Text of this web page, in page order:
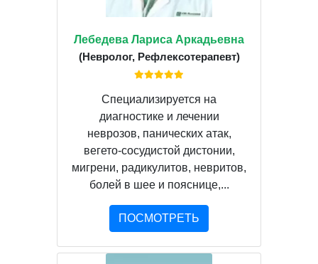
Лебедева Лариса Аркадьевна
(Невролог, Рефлексотерапевт)
Специализируется на
диагностике и лечении
неврозов, панических атак,
вегето-сосудистой дистонии,
мигрени, радикулитов, невритов,
болей в шее и пояснице,...
ПОСМОТРЕТЬ